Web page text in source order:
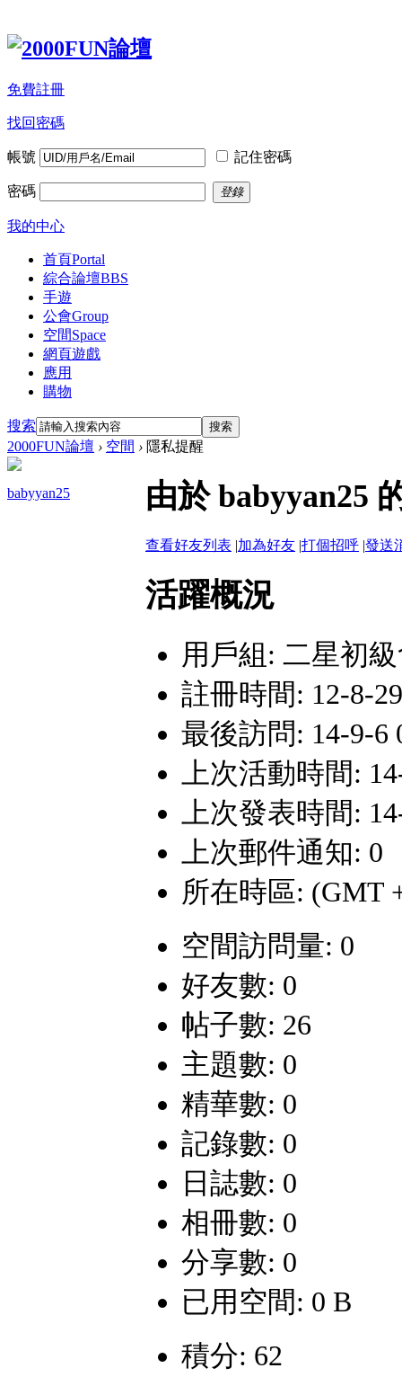
免費註冊
找回密碼
帳號 記住密碼
密碼 登錄
我的中心
首頁Portal
綜合論壇BBS
手遊
公會Group
空間Space
網頁遊戲
應用
購物
搜索 搜索
2000FUN論壇 › 空間 › 隱私提醒
babyyan25 由於 babyyan25
查看好友列表 |加為好友 |打個招呼 |發送
活躍概況
用戶組: 二星初
註冊時間: 12-8-
最後訪問: 14-9-6
上次活動時間:
上次發表時間:
上次郵件通知: 0
所在時區: (GMT
空間訪問量: 0
好友數: 0
帖子數: 26
主題數: 0
精華數: 0
記錄數: 0
日誌數: 0
相冊數: 0
分享數: 0
已用空間: 0 B
積分: 62